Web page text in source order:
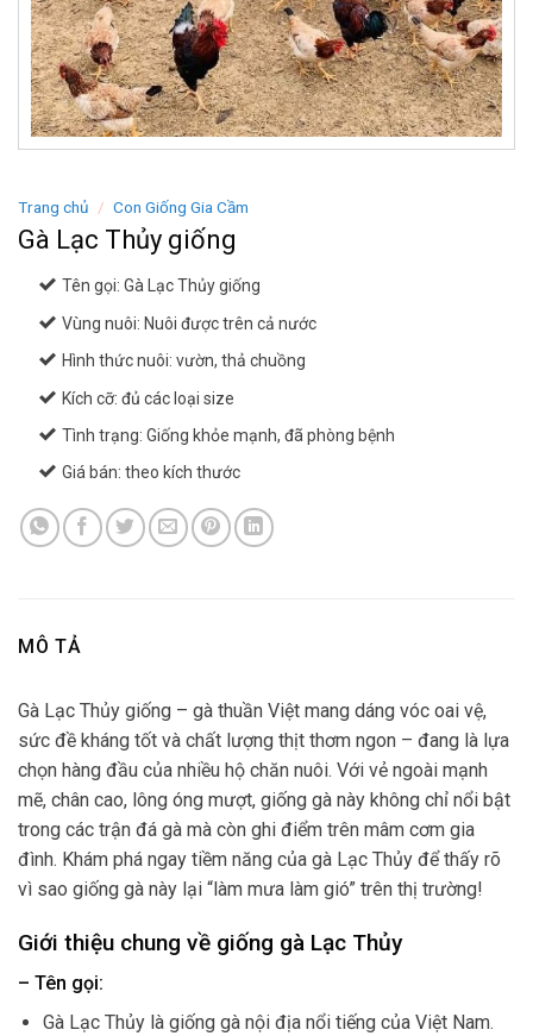
Trang chủ / Con Giống Gia Cầm
Gà Lạc Thủy giống
Tên gọi: Gà Lạc Thủy giống
Vùng nuôi: Nuôi được trên cả nước
Hình thức nuôi: vườn, thả chuồng
Kích cỡ: đủ các loại size
Tình trạng: Giống khỏe mạnh, đã phòng bệnh
Giá bán: theo kích thước
MÔ TẢ
Gà Lạc Thủy giống – gà thuần Việt mang dáng vóc oai vệ,
sức đề kháng tốt và chất lượng thịt thơm ngon – đang là lựa
chọn hàng đầu của nhiều hộ chăn nuôi. Với vẻ ngoài mạnh
mẽ, chân cao, lông óng mượt, giống gà này không chỉ nổi bật
trong các trận đá gà mà còn ghi điểm trên mâm cơm gia
đình. Khám phá ngay tiềm năng của gà Lạc Thủy để thấy rõ
vì sao giống gà này lại “làm mưa làm gió” trên thị trường!
Giới thiệu chung về giống gà Lạc Thủy
– Tên gọi:
Gà Lạc Thủy là giống gà nội địa nổi tiếng của Việt Nam.